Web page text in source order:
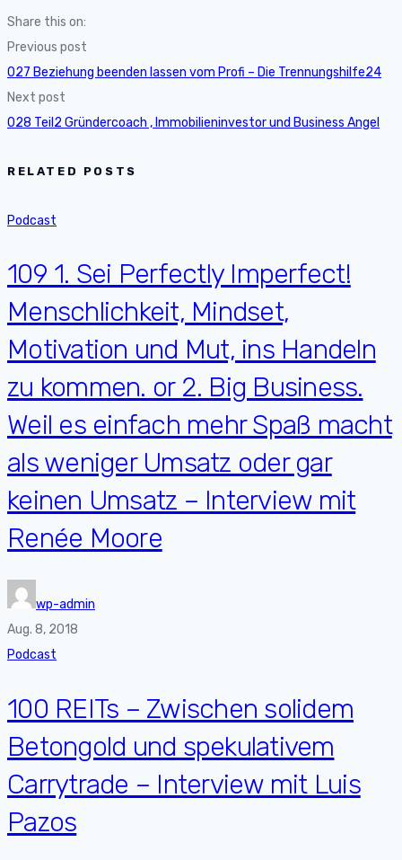
Share this on:
Previous post
027 Beziehung beenden lassen vom Profi – Die Trennungshilfe24
Next post
028 Teil2 Gründercoach , Immobilieninvestor und Business Angel
RELATED POSTS
Podcast
109 1. Sei Perfectly Imperfect!
Menschlichkeit, Mindset,
Motivation und Mut, ins Handeln
zu kommen. or 2. Big Business.
Weil es einfach mehr Spaß macht
als weniger Umsatz oder gar
keinen Umsatz – Interview mit
Renée Moore
wp-admin
Aug. 8, 2018
Podcast
100 REITs – Zwischen solidem
Betongold und spekulativem
Carrytrade – Interview mit Luis
Pazos